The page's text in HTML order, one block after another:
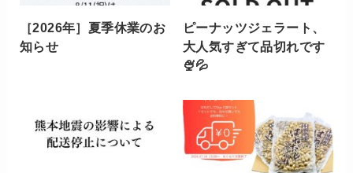
［2026年］夏季休業のお
知らせ
ピーナッツジェラート、
大人気すぎて品切れです
🍨💦